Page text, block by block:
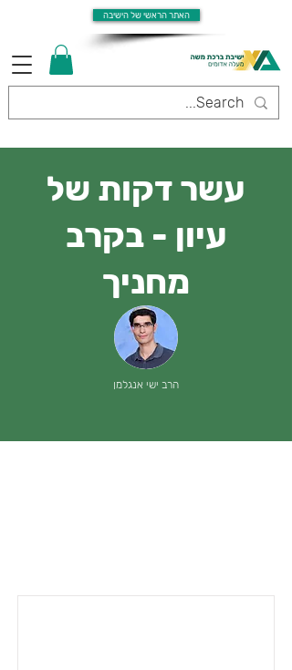
האתר הראשי של הישיבה
עשר דקות של
עיון - בקרב
מחניך
הרב ישי אנגלמן